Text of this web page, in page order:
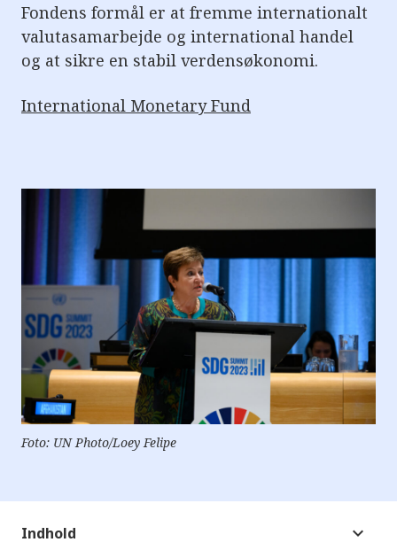
Fondens formål er at fremme internationalt
valutasamarbejde og international handel
og at sikre en stabil verdensøkonomi.
International Monetary Fund
Foto: UN Photo/Loey Felipe
Indhold